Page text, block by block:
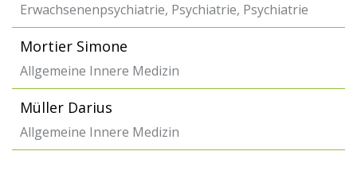
Erwachsenenpsychiatrie, Psychiatrie, Psychiatrie
Mortier Simone
Allgemeine Innere Medizin
Müller Darius
Allgemeine Innere Medizin